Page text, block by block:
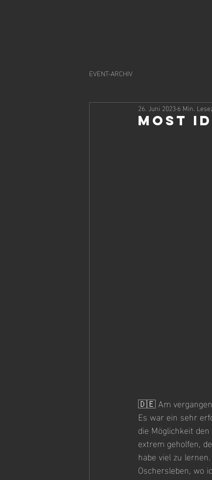
EVENT-ARCHIV
Most
26. Juni 20236 Min.
🇩🇪 Am
Es war ein sehr
die Möglichkeit
extrem geholfen,
habe viel zu
Oschersleben, wo